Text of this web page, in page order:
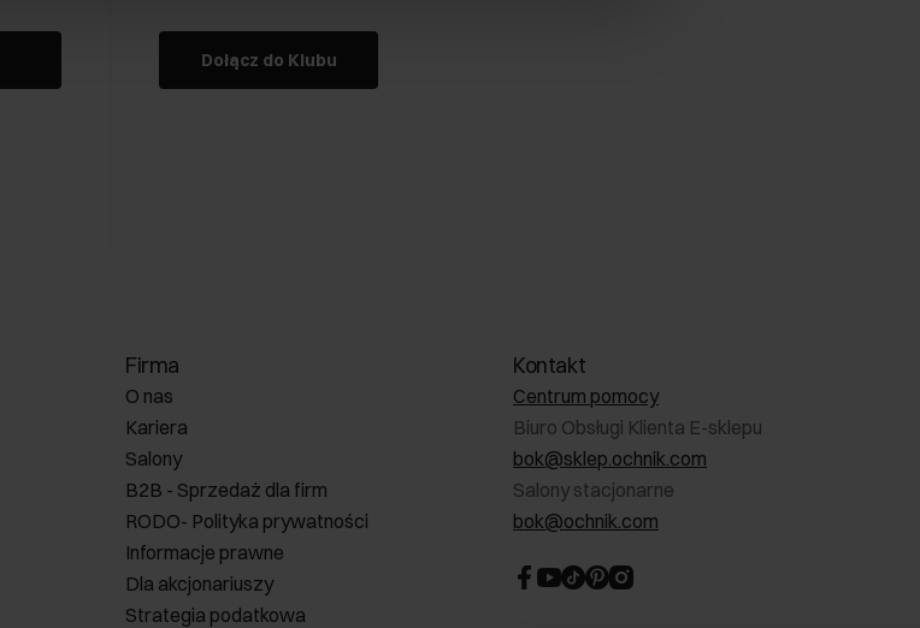
Dołącz do Klubu
Firma
O nas
Kariera
Salony
B2B - Sprzedaż dla firm
RODO- Polityka prywatności
Informacje prawne
Dla akcjonariuszy
Strategia podatkowa
Kontakt
Centrum pomocy
Biuro Obsługi Klienta E-sklepu
bok@sklep.ochnik.com
Salony stacjonarne
bok@ochnik.com